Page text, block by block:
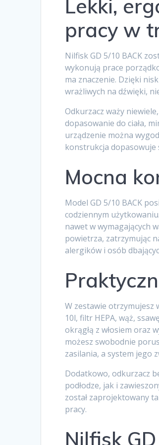
Lekki,
pracy w
Nilfisk GD 5/10 BACK
wykonują prace
ma znaczenie. Dzięki
wrażliwych na dźwięki,
Odkurzacz waży
dopasowanie do ciała,
urządzenie można
konstrukcja dopasowuje
Mocna
Model GD 5/10 BACK
codziennym
nawet w wymagających
powietrza, zatrzymując
alergików i osób
W zestawie otrzymujesz
10l, filtr HEPA, wąż,
okrągłą z włosiem oraz
możesz swobodnie
zasilania, a system jego
Dodatkowo, odkurzacz
podłodze, jak i
został zaprojektowany
pracy.
Nilfisk